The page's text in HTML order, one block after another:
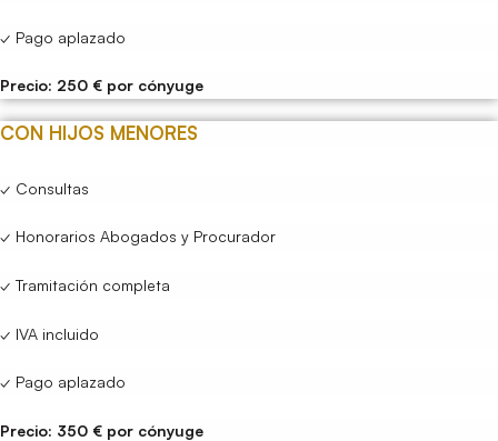
✓ Pago aplazado
Precio: 250 € por cónyuge
CON HIJOS MENORES
✓ Consultas
✓ Honorarios Abogados y Procurador
✓ Tramitación completa
✓ IVA incluido
✓ Pago aplazado
Precio: 350 € por cónyuge